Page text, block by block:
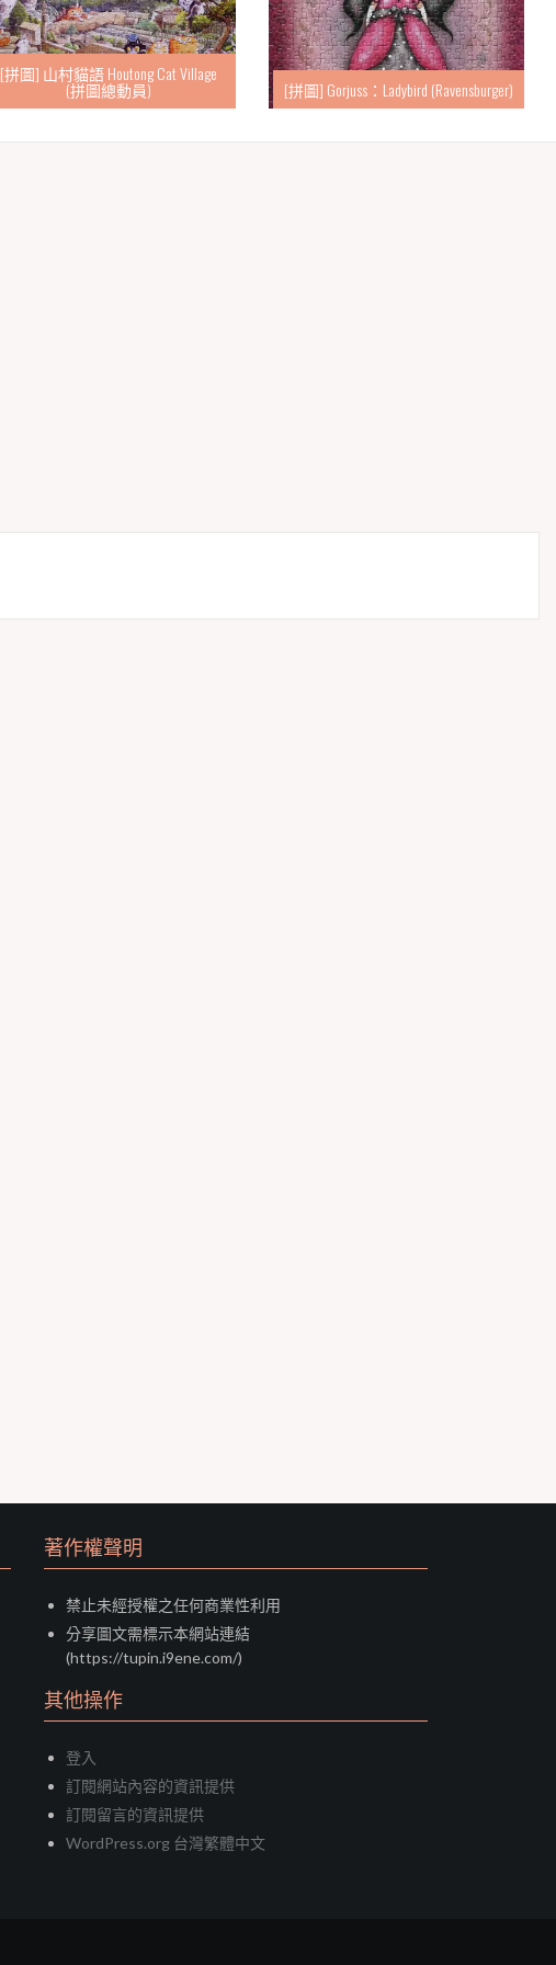
[拼圖] 山村貓語 Houtong Cat Village
(拼圖總動員) [拼圖] Gorjuss：Ladybird (Ravensburger)
著作權聲明
禁止未經授權之任何商業性利用
分享圖文需標示本網站連結
(https://tupin.i9ene.com/)
其他操作
登入
訂閱網站內容的資訊提供
訂閱留言的資訊提供
WordPress.org 台灣繁體中文